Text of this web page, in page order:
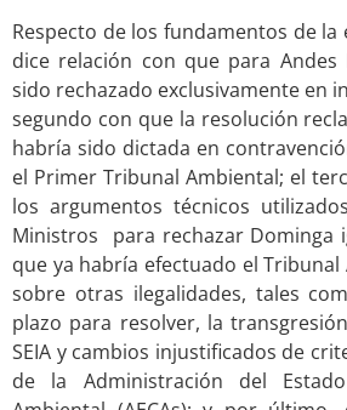
Respecto de los fundamentos de
dice relación con que para
sido rechazado exclusivamente en
segundo con que la resolución
habría sido dictada en
el Primer Tribunal Ambiental; el
los argumentos técnicos
Ministros para rechazar Dominga
que ya habría efectuado el
sobre otras ilegalidades, tales
plazo para resolver, la
SEIA y cambios injustificados de
de la Administración del